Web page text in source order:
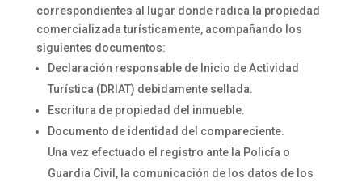
correspondientes al lugar donde radica la propiedad
comercializada turísticamente, acompañando los
siguientes documentos:
Declaración responsable de Inicio de Actividad
Turística (DRIAT) debidamente sellada.
Escritura de propiedad del inmueble.
Documento de identidad del compareciente.
Una vez efectuado el registro ante la Policía o
Guardia Civil, la comunicación de los datos de los